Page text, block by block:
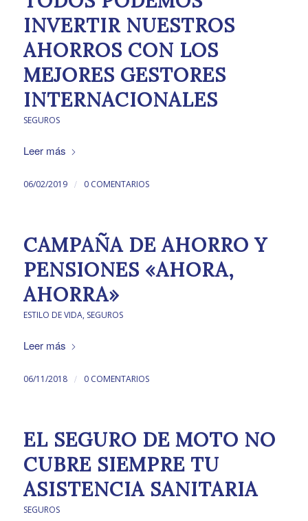
INVERTIR NUESTROS
AHORROS CON LOS
MEJORES GESTORES
INTERNACIONALES
SEGUROS
Leer más
06/02/2019 / 0 COMENTARIOS
CAMPAÑA DE AHORRO Y
PENSIONES «AHORA,
AHORRA»
ESTILO DE VIDA, SEGUROS
Leer más
06/11/2018 / 0 COMENTARIOS
EL SEGURO DE MOTO NO
CUBRE SIEMPRE TU
ASISTENCIA SANITARIA
SEGUROS